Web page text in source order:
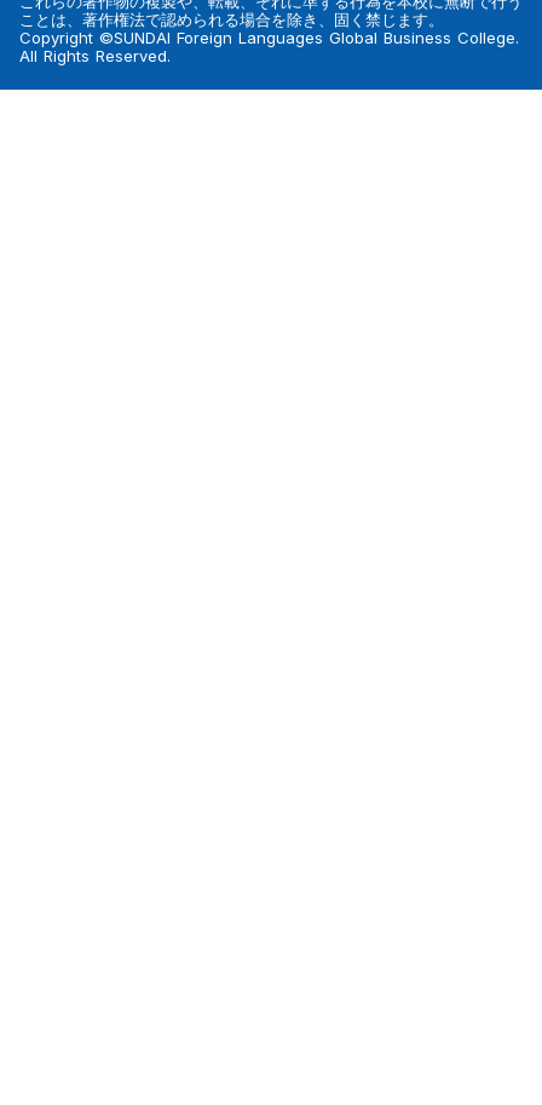
ことは、著作権法で認められる場合を除き、固く禁じます。
Copyright ©SUNDAI Foreign Languages Global Business College.
All Rights Reserved.